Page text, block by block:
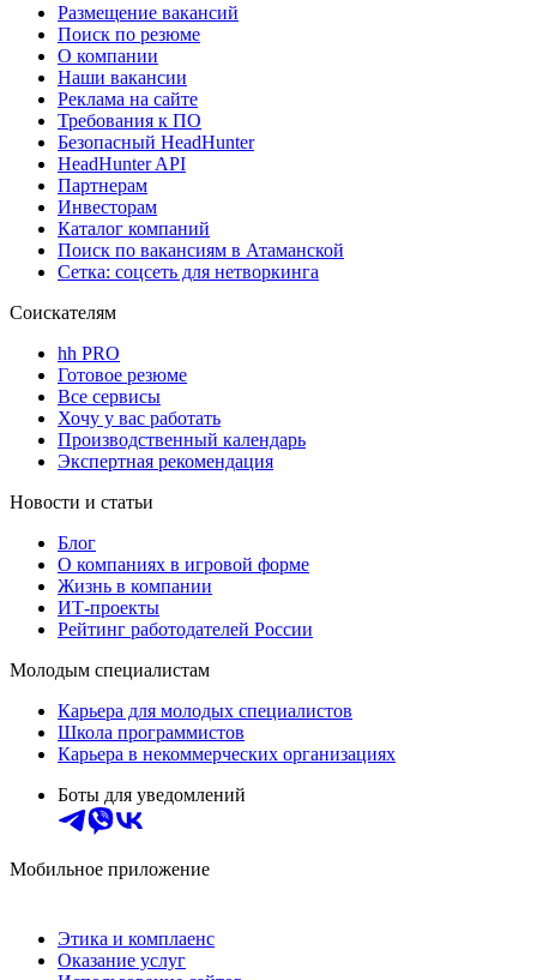
Размещение вакансий
Поиск по резюме
О компании
Наши вакансии
Реклама на сайте
Требования к ПО
Безопасный HeadHunter
HeadHunter API
Партнерам
Инвесторам
Каталог компаний
Поиск по вакансиям в Атаманской
Сетка: соцсеть для нетворкинга
Соискателям
hh PRO
Готовое резюме
Все сервисы
Хочу у вас работать
Производственный календарь
Экспертная рекомендация
Новости и статьи
Блог
О компаниях в игровой форме
Жизнь в компании
ИТ-проекты
Рейтинг работодателей России
Молодым специалистам
Карьера для молодых специалистов
Школа программистов
Карьера в некоммерческих организациях
Боты для уведомлений
Мобильное приложение
Этика и комплаенс
Оказание услуг